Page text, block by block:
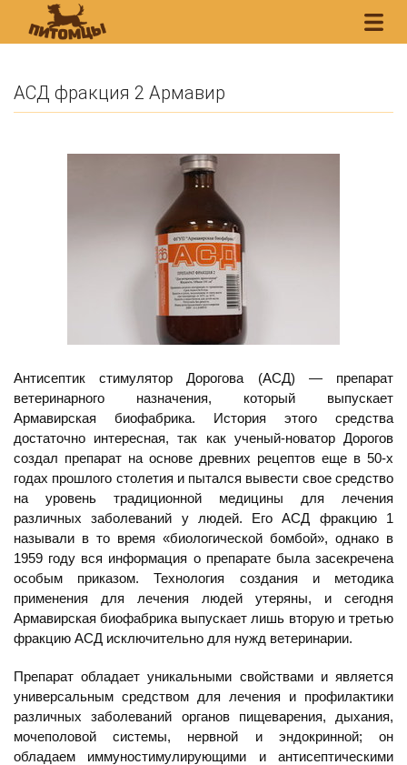
АСД фракция 2 Армавир
Антисептик стимулятор Дорогова (АСД) — препарат
ветеринарного назначения, который выпускает
Армавирская биофабрика. История этого средства
достаточно интересная, так как ученый-новатор Дорогов
создал препарат на основе древних рецептов еще в 50-х
годах прошлого столетия и пытался вывести свое средство
на уровень традиционной медицины для лечения
различных заболеваний у людей. Его АСД фракцию 1
называли в то время «биологической бомбой», однако в
1959 году вся информация о препарате была засекречена
особым приказом. Технология создания и методика
применения для лечения людей утеряны, и сегодня
Армавирская биофабрика выпускает лишь вторую и третью
фракцию АСД исключительно для нужд ветеринарии.
Препарат обладает уникальными свойствами и является
универсальным средством для лечения и профилактики
различных заболеваний органов пищеварения, дыхания,
мочеполовой системы, нервной и эндокринной; он
обладаем иммуностимулирующими и антисептическими